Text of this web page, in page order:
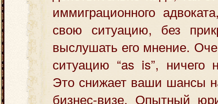
иммиграционного
свою ситуацию, без
выслушать его мнение.
ситуацию “as is”, ничего
Это снижает ваши шансы
бизнес-визе. Опытный